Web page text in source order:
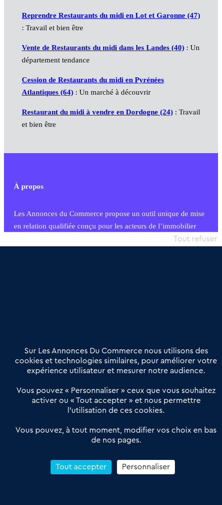
Reprendre Restaurants du midi en Lot et Garonne (47)
: Travail et bien être
Vente de Restaurants du midi dans les Landes (40): Un
département tendance
Cession de Restaurants du midi en Pyrénées
Atlantiques (64): Un marché à découvrir
Restaurant du midi à vendre en Dordogne (24): Travail
et bien être
À propos
Les Annonces du Commerce propose un outil unique de mise
en relation qualifiée conçu pour les acteurs de l’immobilier
commercial et les collectivités territoriales, simple et intégrant
Offres Pro
Actualités
Qui sommes nous ?
Derniers articles
Réseau 3C : un partenaire national dédié aux transactions
Petitscommerces : Un partenariat au service du commerce de
proximité et des territoires
Reprendre un Restaurant Rapide
Sur Les Annonces Du Commerce nous utilisons des
cookies et technologies similaires, pour améliorer votre
expérience utilisateur et mesurer notre audience.
Vous pouvez « Personnaliser » ceux que vous souhaitez
activer ou « Tout accepter » et nous permettre
l’utilisation de ces cookies.
Vous pouvez, à tout moment, modifier vos choix en bas
de nos pages.
Tout accepter
Tout refuser
Personnaliser